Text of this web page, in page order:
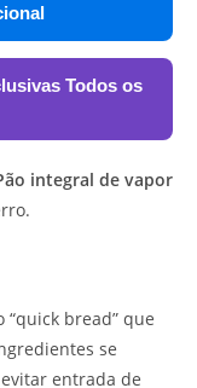
Todos os
integral de vapor
bread” que
se
entrada de